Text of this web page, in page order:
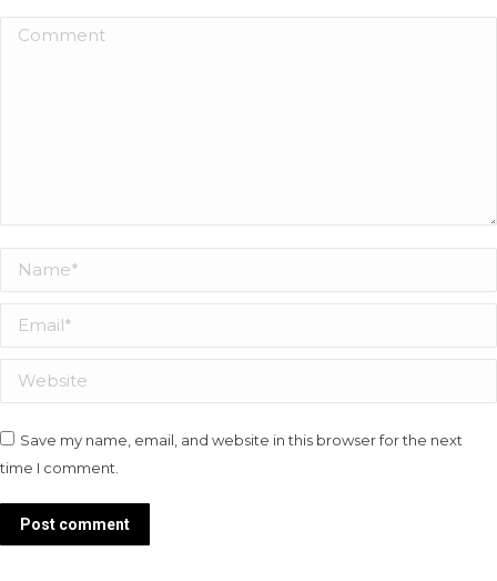
Comment
Name *
Email *
Website
Save my name, email, and website in this browser for the next
time I comment.
Post comment